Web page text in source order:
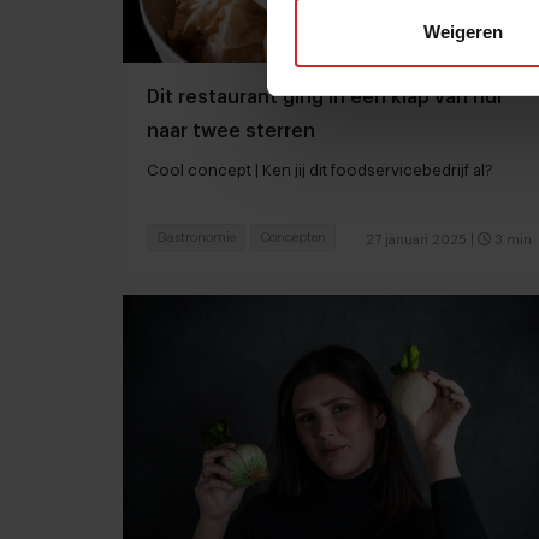
Weigeren
Dit restaurant ging in één klap van nul
naar twee sterren
Cool concept | Ken jij dit foodservicebedrijf al?
27 januari 2025 3 min
Gastronomie Concepten